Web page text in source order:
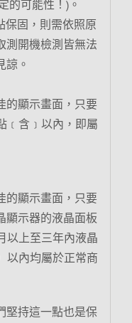
的可能性！)。
保固，則需依照原
測開機檢測皆無法
諒。
的顯示畫面，只要
﹝含﹞以內，即屬
的顯示畫面，只要
顯示器的液晶面板
以上至三年內液晶
以內均屬於正常商
堅持這一點也是保